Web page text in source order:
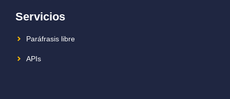
Servicios
Paráfrasis libre
APIs